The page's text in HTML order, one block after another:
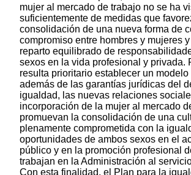
mujer al mercado de trabajo no se ha
suficientemente de medidas que
consolidación de una nueva forma de
compromiso entre hombres y mujeres
reparto equilibrado de
sexos en la vida profesional y privada.
resulta prioritario establecer un modelo
además de las garantías jurídicas del
igualdad, las nuevas relaciones
incorporación de la mujer al mercado
promuevan la consolidación de una
plenamente comprometida con la
oportunidades de ambos sexos en el
público y en la promoción profesional
trabajan en la Administración al
Con esta finalidad, el Plan para la